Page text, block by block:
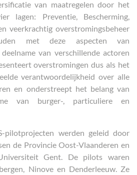
van maatregelen door het
lagen: Preventie, Bescherming,
veerkrachtig overstromingsbeheer
met deze aspecten van
van verschillende actoren
overstromingen dus als het
verantwoordelijkheid over alle
en onderstreept het belang van
van burger-, particuliere en
pilotprojecten werden geleid door
de Provincie Oost-Vlaanderen en
Gent. De pilots waren
Ninove en Denderleeuw. Ze